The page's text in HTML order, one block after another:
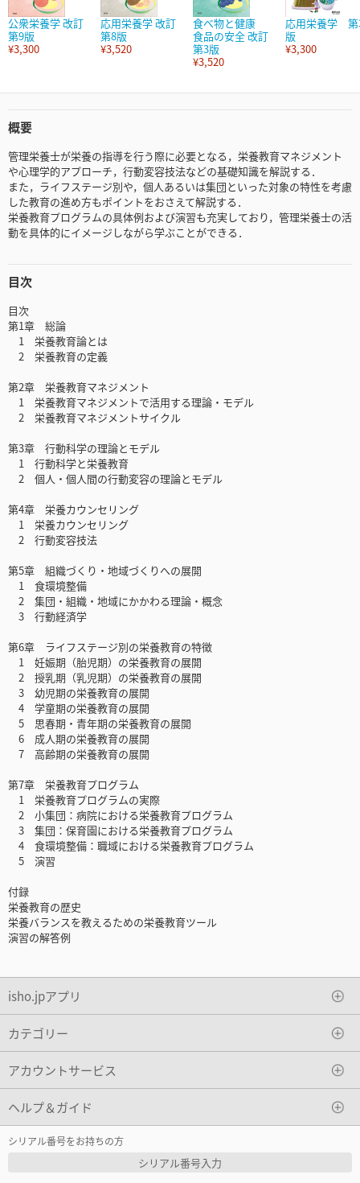
公衆栄養学 改訂
第9版
¥3,300
応用栄養学 改訂
第8版
¥3,520
食べ物と健康
食品の安全 改訂
第3版
¥3,520
応用栄養学
版
¥3,300
概要
管理栄養士が栄養の指導を行う際に必要となる，栄養教育マネジメント
や心理学的アプローチ，行動変容技法などの基礎知識を解説する．
また，ライフステージ別や，個人あるいは集団といった対象の特性を考慮
した教育の進め方もポイントをおさえて解説する．
栄養教育プログラムの具体例および演習も充実しており，管理栄養士の活
動を具体的にイメージしながら学ぶことができる．
目次
目次
第1章 総論
1 栄養教育論とは
2 栄養教育の定義
第2章 栄養教育マネジメント
1 栄養教育マネジメントで活用する理論・モデル
2 栄養教育マネジメントサイクル
第3章 行動科学の理論とモデル
1 行動科学と栄養教育
2 個人・個人間の行動変容の理論とモデル
第4章 栄養カウンセリング
1 栄養カウンセリング
2 行動変容技法
第5章 組織づくり・地域づくりへの展開
1 食環境整備
2 集団・組織・地域にかかわる理論・概念
3 行動経済学
第6章 ライフステージ別の栄養教育の特徴
1 妊娠期（胎児期）の栄養教育の展開
2 授乳期（乳児期）の栄養教育の展開
3 幼児期の栄養教育の展開
4 学童期の栄養教育の展開
5 思春期・青年期の栄養教育の展開
6 成人期の栄養教育の展開
7 高齢期の栄養教育の展開
第7章 栄養教育プログラム
1 栄養教育プログラムの実際
2 小集団：病院における栄養教育プログラム
3 集団：保育園における栄養教育プログラム
4 食環境整備：職域における栄養教育プログラム
5 演習
付録
栄養教育の歴史
栄養バランスを教えるための栄養教育ツール
演習の解答例
isho.jpアプリ
カテゴリー
アカウントサービス
ヘルプ＆ガイド
シリアル番号をお持ちの方
シリアル番号入力